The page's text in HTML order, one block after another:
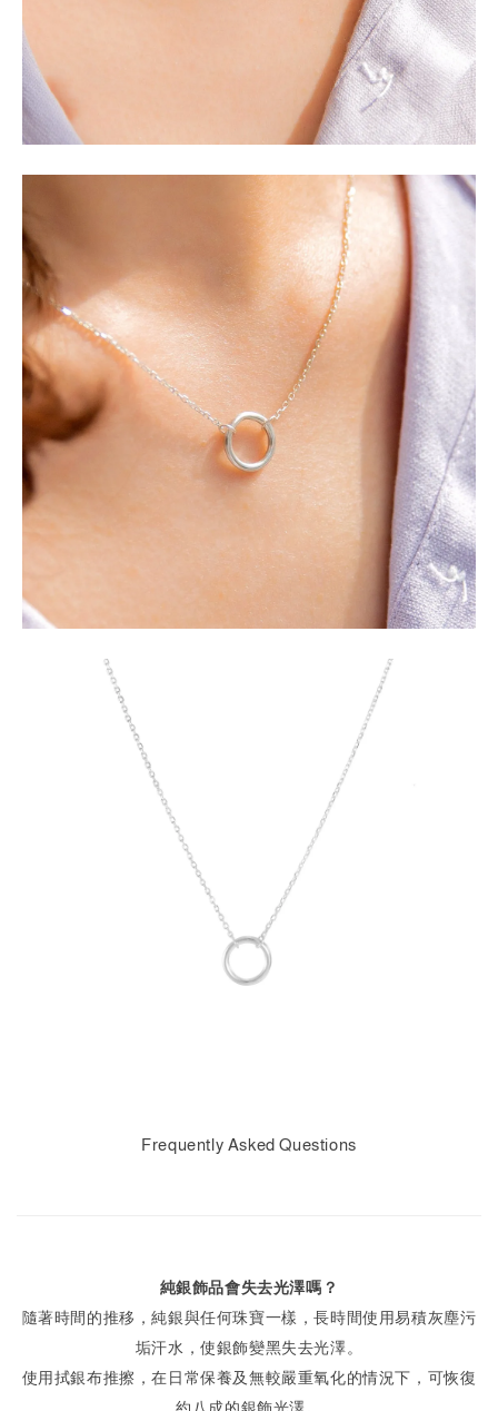
Frequently Asked Questions
純銀飾品會失去光澤嗎？
隨著時間的推移，純銀與任何珠寶一樣，長時間使用易積灰塵污
垢汗水，使銀飾變黑失去光澤。
使用拭銀布推擦，在日常保養及無較嚴重氧化的情況下，可恢復
約八成的銀飾光澤。